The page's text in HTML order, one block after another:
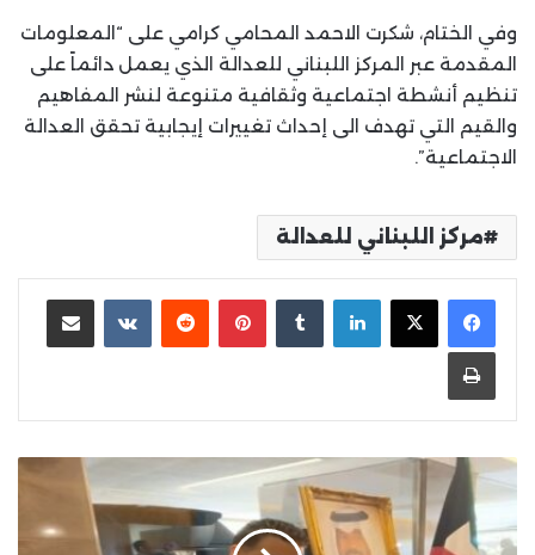
وفي الختام، شكرت الاحمد المحامي كرامي على “المعلومات
المقدمة عبر المركز اللبناني للعدالة الذي يعمل دائماً على
تنظيم أنشطة اجتماعية وثقافية متنوعة لنشر المفاهيم
والقيم التي تهدف الى إحداث تغييرات إيجابية تحقق العدالة
الاجتماعية”.
مركز اللبناني للعدالة
لينكدإن بينتيريست مشاركة عبر البريد
طباعة